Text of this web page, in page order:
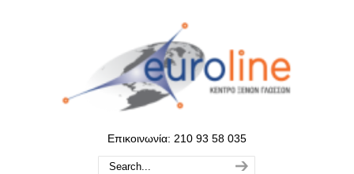
Επικοινωνία: 210 93 58 035